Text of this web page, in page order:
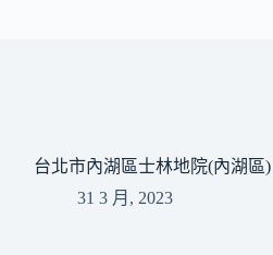
台北市內湖區士林地院(內湖區
31 3 月, 2023